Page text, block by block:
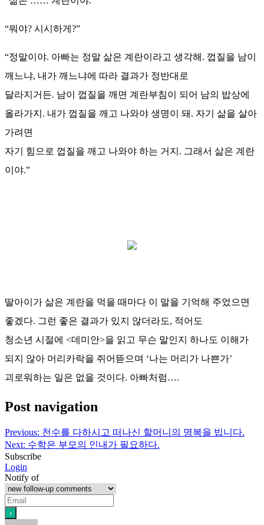
“뭐야? 시시하게?”
“정말이야. 아빠는 정말 삶은 계란이라고 생각해. 껍질을 남이
깨느냐, 내가 깨느냐에 따라 결과가 정반대로
달라지거든. 남이 껍질을 깨면 계란부침이 되어 남의 밥상에
올라가지. 내가 껍질을 깨고 나와야 생명이 돼. 자기 삶을 살아
가려면
자기 힘으로 껍질을 깨고 나와야 하는 거지. 그래서 삶은 계란
이야.”
딸아이가 삶은 계란을 먹을 때마다 이 말을 기억해 주었으면
좋겠다. 그런 좋은 결과가 있지 않더라도, 적어도
청소년 시절에 <데미안>을 읽고 무슨 말인지 하나도 이해가
되지 않아 머리카락을 쥐어뜯으며 ‘나는 머리가 나쁜가’
괴로워하는 일은 없을 것이다. 아빠처럼….
Post navigation
Previous: 천수를 다하시고 떠나신 할머니의 명복을 빕니다.
Next: 수학은 부모의 인내가 필요하다.
Subscribe
Login
Notify of